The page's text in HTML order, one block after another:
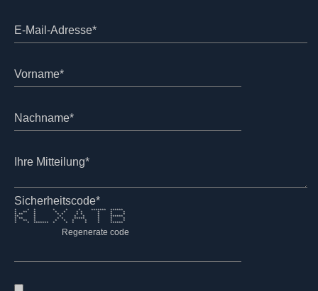
E-Mail-Adresse*
Vorname*
Nachname*
Ihre Mitteilung*
Sicherheitscode*
* * * * * * ******* ******
* ** * * * * * * * *
* ** * * * * * * * *
** * * * * * ******
* ** * * * ***** * * *
* ** * * * * * * * *
* * ******* * * * * * ******
Regenerate code